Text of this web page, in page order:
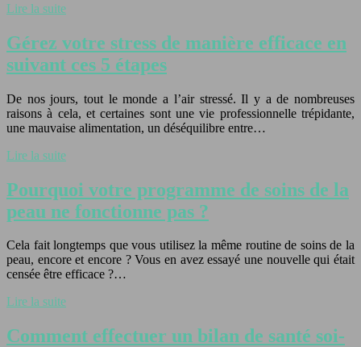
Lire la suite
Gérez votre stress de manière efficace en
suivant ces 5 étapes
De nos jours, tout le monde a l’air stressé. Il y a de nombreuses
raisons à cela, et certaines sont une vie professionnelle trépidante,
une mauvaise alimentation, un déséquilibre entre…
Lire la suite
Pourquoi votre programme de soins de la
peau ne fonctionne pas ?
Cela fait longtemps que vous utilisez la même routine de soins de la
peau, encore et encore ? Vous en avez essayé une nouvelle qui était
censée être efficace ?…
Lire la suite
Comment effectuer un bilan de santé soi-